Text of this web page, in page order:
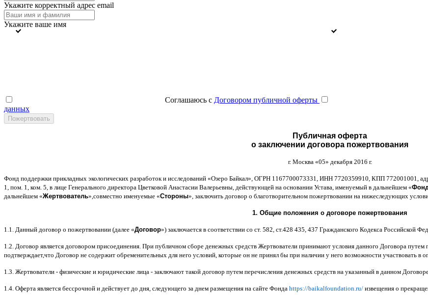
Укажите корректный адрес email
Укажите ваше имя
Соглашаюсь с Договором публичной оферты
данных
Публичная оферта
о заключении договора пожертвования
г. Москва «05» декабря 2016 г.
Фонд поддержки прикладных экологических разработок и исследований «Озеро Байкал», ОГРН 1167700073331, ИНН 7720359910, КПП 772001001,
1, пом . 1, ком . 5, в лице Генерального директора Цветковой Анастасии Валерьевны действующей на основании Устава именуемый в дальнейшем «
дальнейшем «Жертвователь», совместно именуемые «Стороны», заключить договор o благотворительном пожертвовании на нижеследующих
1. Общие положения o договоре пожертвования
1.1. Данный договор о пожертвовании (далее «Договор») заключается в соответствии со ст. 582, ст.428 435, 437 Гражданского Кодекса Российской
1.2. Договор является договором присоединения При публичном сборе денежных средств Жертвователи принимают условия данного Договора путем
подтверждает,что Договор не содержит обременительных для него условий которые он не принял бы при наличии у него возможности участвовать в
1.3. Жертвователи - физические и юридические лица - заключают такой договор путем перечисления денежных средств на указанный в данном
1.4. Оферта является бессрочной и действует до дня следующего за днем размещения на сайте Фонда https://baikalfoundation.ru/ извещения о